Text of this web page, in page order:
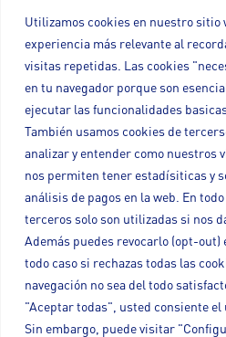
Utilizamos cookies en nuestro sitio
experiencia más relevante al
visitas repetidas. Las cookies
en tu navegador porque son
ejecutar las funcionalidades
También usamos cookies de
analizar y entender como nuestros
nos permiten tener estadísiticas y
análisis de pagos en la web. En
terceros solo son utilizadas si nos
Además puedes revocarlo (opt-out)
todo caso si rechazas todas las
navegación no sea del todo
"Aceptar todas", usted consiente el
Sin embargo, puede visitar
de empresas
Hoy he tenido el
compartir una
formación con los
profesionales que
escucharme en
LEER MÁS »